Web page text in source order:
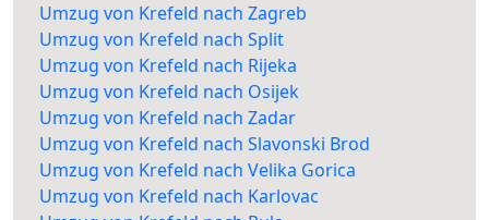
Umzug von Krefeld nach Zagreb
Umzug von Krefeld nach Split
Umzug von Krefeld nach Rijeka
Umzug von Krefeld nach Osijek
Umzug von Krefeld nach Zadar
Umzug von Krefeld nach Slavonski Brod
Umzug von Krefeld nach Velika Gorica
Umzug von Krefeld nach Karlovac